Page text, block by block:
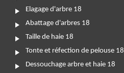
Elagage d'arbre 18
Abattage d'arbres 18
Taille de haie 18
Tonte et réfection de pelouse 18
Dessouchage arbre et haie 18